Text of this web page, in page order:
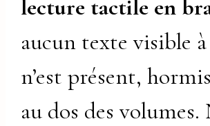
lecture tactile en
aucun texte visible à
n’est présent,
au dos des volumes.